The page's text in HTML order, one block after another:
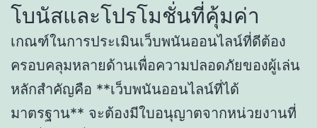
โบนัสและโปรโมชั่นที่คุ้มค่า
เกณฑ์ในการประเมินเว็บพนันออนไลน์ที่ดีต้อง
ครอบคลุมหลายด้านเพื่อความปลอดภัยของผู้เล่น
หลักสำคัญคือ **เว็บพนันออนไลน์ที่ได้
มาตรฐาน** จะต้องมีใบอนุญาตจากหน่วยงานที่